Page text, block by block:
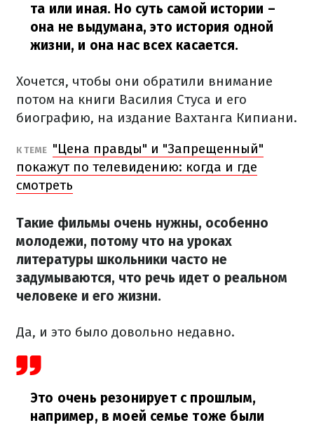
та или иная. Но суть самой истории –
она не выдумана, это история одной
жизни, и она нас всех касается.
Хочется, чтобы они обратили внимание
потом на книги Василия Стуса и его
биографию, на издание Вахтанга Кипиани.
К ТЕМЕ "Цена правды" и "Запрещенный"
покажут по телевидению: когда и где
смотреть
Такие фильмы очень нужны, особенно
молодежи, потому что на уроках
литературы школьники часто не
задумываются, что речь идет о реальном
человеке и его жизни.
Да, и это было довольно недавно.
Это очень резонирует с прошлым,
например, в моей семье тоже были